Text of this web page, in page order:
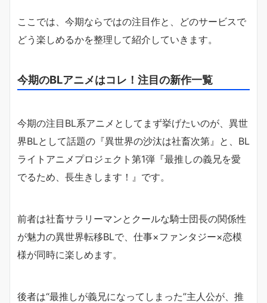
ここでは、今期ならではの注目作と、どのサービスで
どう楽しめるかを整理して紹介していきます。
今期のBLアニメはコレ！注目の新作一覧
今期の注目BL系アニメとしてまず挙げたいのが、異世
界BLとして話題の『異世界の沙汰は社畜次第』と、BL
ライトアニメプロジェクト第1弾『最推しの義兄を愛
でるため、長生きします！』です。
前者は社畜サラリーマンとクールな騎士団長の関係性
が魅力の異世界転移BLで、仕事×ファンタジー×恋模
様が同時に楽しめます。
後者は“最推しが義兄になってしまった”主人公が、推